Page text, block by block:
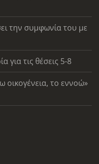
την συμφωνία του με
για τις θέσεις 5-8
οικογένεια, το εννοώ»